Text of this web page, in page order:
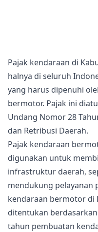
Pajak kendaraan di
halnya di seluruh
yang harus dipenuhi
bermotor. Pajak ini
Undang Nomor 28
dan Retribusi Daerah.
Pajak kendaraan
digunakan untuk
infrastruktur daerah,
mendukung pelayanan
kendaraan bermotor di
ditentukan
tahun pembuatan